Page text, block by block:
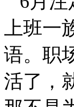
上班
语。职
活了，